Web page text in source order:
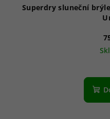
Superdry sluneční brýle